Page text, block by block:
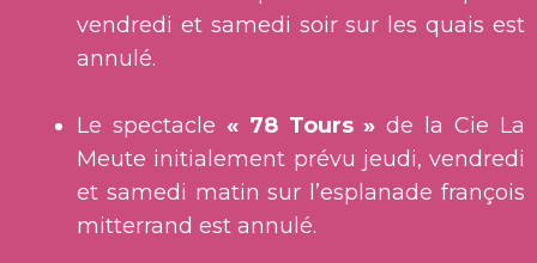
vendredi et samedi soir sur les quais est
annulé.
Le spectacle « 78 Tours » de la Cie La
Meute initialement prévu jeudi, vendredi
et samedi matin sur l’esplanade françois
mitterrand est annulé.